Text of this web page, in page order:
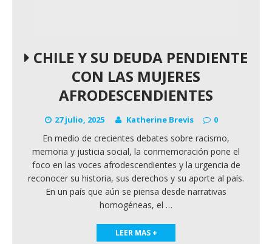
CHILE Y SU DEUDA PENDIENTE
CON LAS MUJERES
AFRODESCENDIENTES
27 julio, 2025 Katherine Brevis 0
En medio de crecientes debates sobre racismo,
memoria y justicia social, la conmemoración pone el
foco en las voces afrodescendientes y la urgencia de
reconocer su historia, sus derechos y su aporte al país.
En un país que aún se piensa desde narrativas
homogéneas, el …
LEER MAS +